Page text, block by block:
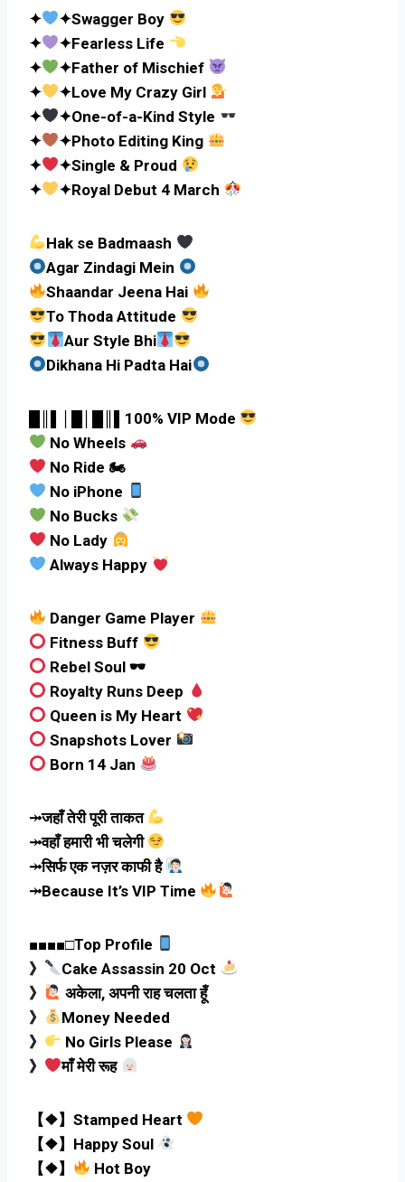
✦
✦Swagger Boy
✦
✦Fearless Life
✦
✦Father of Mischief
✦
✦Love My Crazy Girl
✦
✦One-of-a-Kind Style
✦
✦Photo Editing King
✦
✦Single & Proud
✦
✦Royal Debut 4 March
Hak se Badmaash
Agar Zindagi Mein
Shaandar Jeena Hai
To Thoda Attitude
Aur Style Bhi
Dikhana Hi Padta Hai
█║▌│█│█║▌100% VIP Mode
No Wheels
No Ride 🏍
No iPhone
No Bucks
No Lady
Always Happy
Danger Game Player
Fitness Buff
Rebel Soul 🕶
Royalty Runs Deep
Queen is My Heart
Snapshots Lover
Born 14 Jan
⤞जहाँ तेरी पूरी ताकत
⤞वहाँ हमारी भी चलेगी
⤞सिर्फ एक नज़र काफी है
⤞Because It’s VIP Time
■■■■□Top Profile
》
Cake Assassin 20 Oct
》
अकेला, अपनी राह चलता हूँ
》
Money Needed
》
No Girls Please
》
माँ मेरी रूह
【❖】Stamped Heart
【❖】Happy Soul
【❖】
Hot Boy